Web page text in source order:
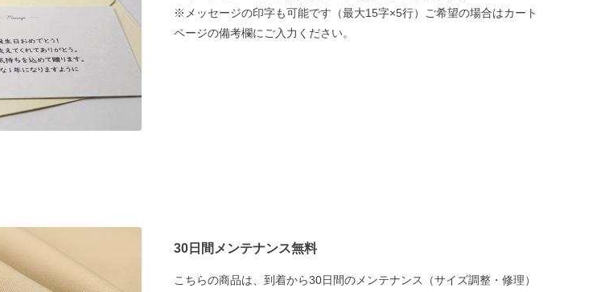
※メッセージの印字も可能です（最大15字×5行）ご希望の場合はカート
ページの備考欄にご入力ください。
30日間メンテナンス無料
こちらの商品は、到着から30日間のメンテナンス（サイズ調整・修理）